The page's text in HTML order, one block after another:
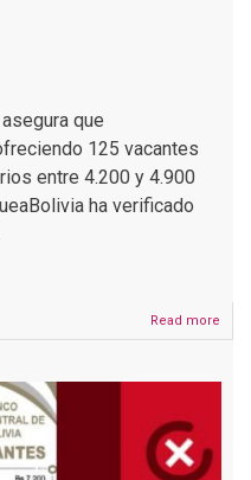
que
125 vacantes
entre 4.200 y 4.900
ha verificado
Read more